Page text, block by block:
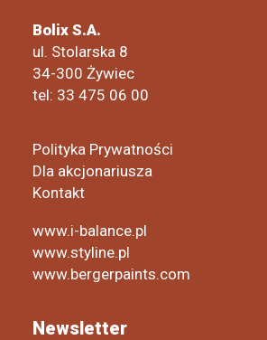
Bolix S.A.
ul. Stolarska 8
34-300 Żywiec
tel: 33 475 06 00
Polityka Prywatności
Dla akcjonariusza
Kontakt
www.i-balance.pl
www.styline.pl
www.bergerpaints.com
Newsletter